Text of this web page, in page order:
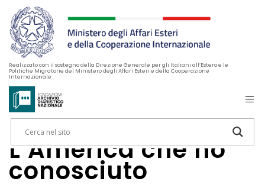
Realizzato con il sostegno della Direzione Generale per gli Italiani all’Estero e le
Politiche Migratorie del Ministero degli Affari Esteri e della Cooperazione
Internazionale
L’America che ho
conosciuto